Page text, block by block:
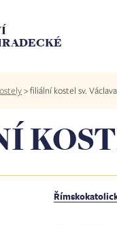
>filiální kostel sv.